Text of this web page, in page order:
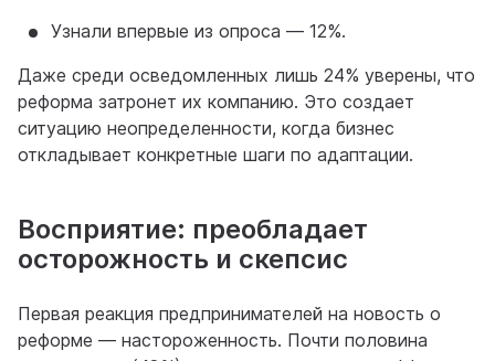
Узнали впервые из опроса — 12%.
Даже среди осведомленных лишь 24% уверены, что
реформа затронет их компанию. Это создает
ситуацию неопределенности, когда бизнес
откладывает конкретные шаги по адаптации.
Восприятие: преобладает
осторожность и скепсис
Первая реакция предпринимателей на новость о
реформе — настороженность. Почти половина